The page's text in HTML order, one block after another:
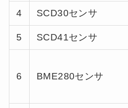
4 SCD30センサ
5 SCD41センサ
6 BME280センサ